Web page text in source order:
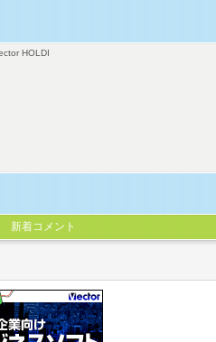
HOLDI
新着コメント